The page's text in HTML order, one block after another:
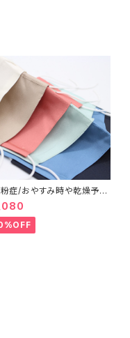
粉症/おやすみ時や乾燥予防
米沢織シルクマスク